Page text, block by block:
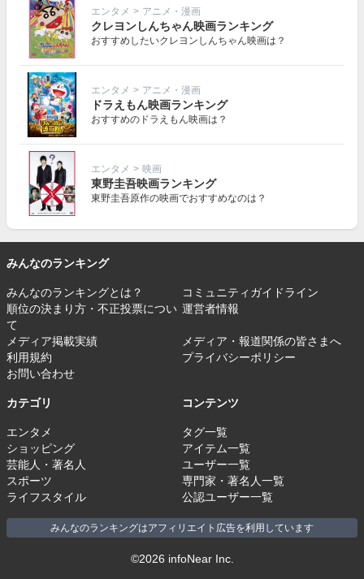
エンタメ > アニメ・漫画
クレヨンしんちゃん映画ランキング
おすすめしたいクレヨンしんちゃん映画は？
エンタメ > アニメ・漫画
ドラえもん映画ランキング
おすすめのドラえもん映画は？
エンタメ > 映画
東野圭吾映画ランキング
東野圭吾原作の映画でおすすめなのは？
みんなのランキング
みんなのランキングとは？
コミュニティガイドライン
順位の決まり方・不正投票につい
て
運営者情報
メディア掲載実績
メディア・報道関係の皆さまへ
利用規約
プライバシーポリシー
お問い合わせ
カテゴリ
エンタメ
ショッピング
芸能人・著名人
スポーツ
ライフスタイル
コンテンツ
タグ一覧
アイテム一覧
ユーザー一覧
専門家・著名人一覧
公認ユーザー一覧
みんなのランキングはアフィリエイト広告を利用しています
©2026 infoNear Inc.